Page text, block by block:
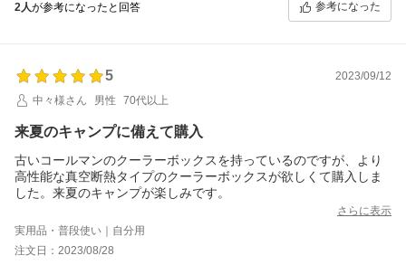
2人が参考になったと回答 参考になった
5
2023/09/12
中々様さん
男性 70代以上
来夏のキャンプに備えて購入
古いコールマンのクーラーボックスを持っているのですが、より
高性能な真空断熱タイプのクーラーボックスが欲しくて購入しま
した。来夏のキャンプが楽しみです。
さらに表示
実用品・普段使い｜自分用
注文日：2023/08/28